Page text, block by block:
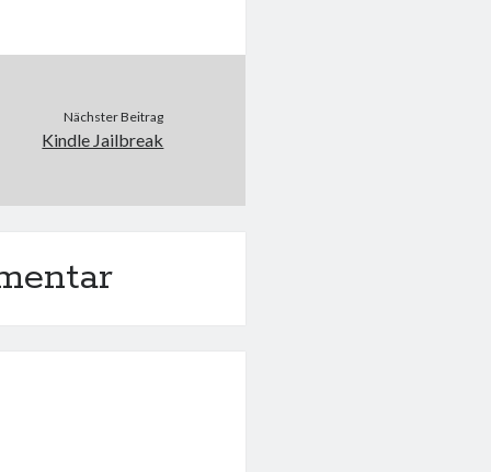
Nächster Beitrag
Kindle Jailbreak